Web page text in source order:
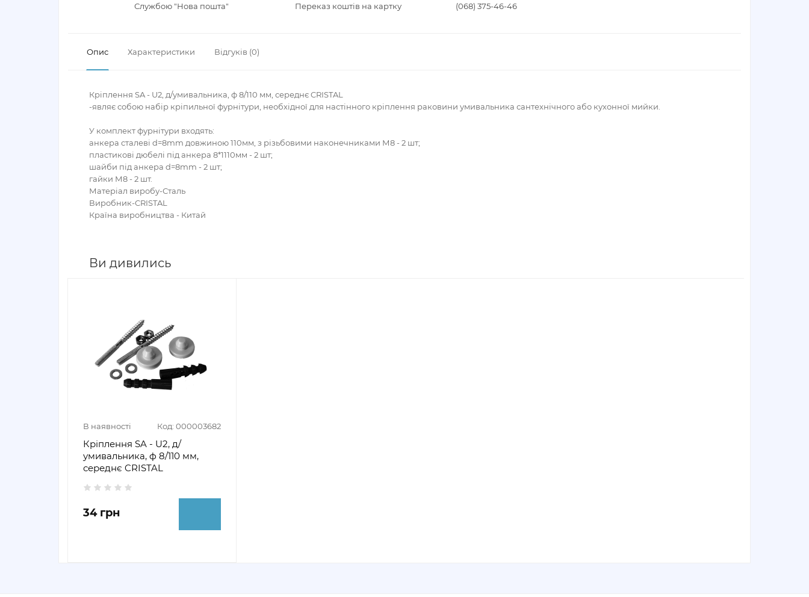
Службою "Нова пошта"
Переказ коштів на картку
(068) 375-46-46
Опис Характеристики Відгуків (0)
Кріплення SA - U2, д/умивальника, ф 8/110 мм, середнє CRISTAL
-являє собою набір кріпильної фурнітури, необхідної для настінного кріплення раковини умивальника сантехнічного або кухонної мийки.
У комплект фурнітури входять:
анкера сталеві d=8mm довжиною 110мм, з різьбовими наконечниками М8 - 2 шт;
пластикові дюбелі під анкера 8*1110мм - 2 шт;
шайби під анкера d=8mm - 2 шт;
гайки М8 - 2 шт.
Матеріал виробу-Сталь
Виробник-CRISTAL
Країна виробництва - Китай
Ви дивились
В наявності Код: 000003682
Кріплення SA - U2, д/
умивальника, ф 8/110 мм,
середнє CRISTAL
34 грн